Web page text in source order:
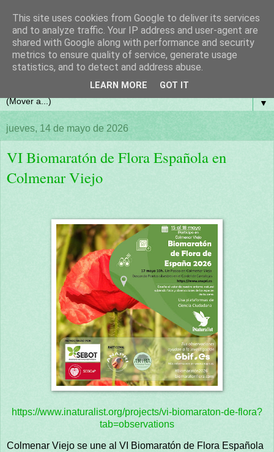
▼
jueves, 14 de mayo de 2026
VI Biomaratón de Flora Española en
Colmenar Viejo
https://www.inaturalist.org/projects/vi-biomaraton-de-flora?
tab=observations
Colmenar Viejo se une al VI Biomaratón de Flora Española
This site uses cookies from Google to deliver its services
and to analyze traffic. Your IP address and user-agent are
shared with Google along with performance and security
metrics to ensure quality of service, generate usage
statistics, and to detect and address abuse.
LEARN MORE GOT IT